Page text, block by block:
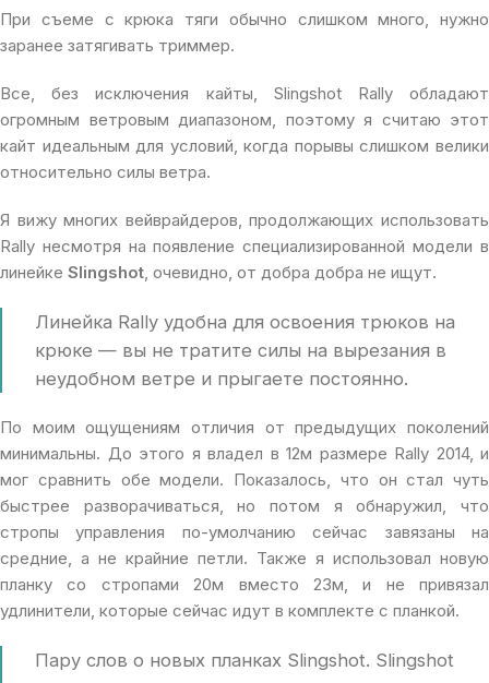
При съеме с крюка тяги обычно слишком много, нужно
заранее затягивать триммер.
Все, без исключения кайты, Slingshot Rally обладают
огромным ветровым диапазоном, поэтому я считаю этот
кайт идеальным для условий, когда порывы слишком велики
относительно силы ветра.
Я вижу многих вейврайдеров, продолжающих использовать
Rally несмотря на появление специализированной модели в
линейке Slingshot , очевидно, от добра добра не ищут.
Линейка Rally удобна для освоения трюков на
крюке — вы не тратите силы на вырезания в
неудобном ветре и прыгаете постоянно.
По моим ощущениям отличия от предыдущих поколений
минимальны. До этого я владел в 12м размере Rally 2014, и
мог сравнить обе модели. Показалось, что он стал чуть
быстрее разворачиваться, но потом я обнаружил, что
стропы управления по-умолчанию сейчас завязаны на
средние, а не крайние петли. Также я использовал новую
планку со стропами 20м вместо 23м, и не привязал
удлинители, которые сейчас идут в комплекте с планкой.
Пару слов о новых планках Slingshot. Slingshot